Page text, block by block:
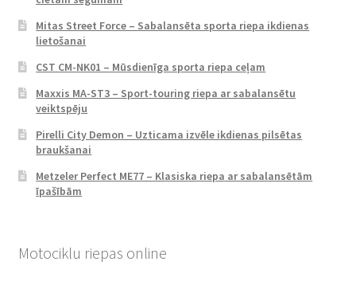
Mitas Street Force – Sabalansēta sporta riepa ikdienas
lietošanai
CST CM-NK01 – Mūsdienīga sporta riepa ceļam
Maxxis MA-ST3 – Sport-touring riepa ar sabalansētu
veiktspēju
Pirelli City Demon – Uzticama izvēle ikdienas pilsētas
braukšanai
Metzeler Perfect ME77 – Klasiska riepa ar sabalansētām
īpašībām
Motociklu riepas online